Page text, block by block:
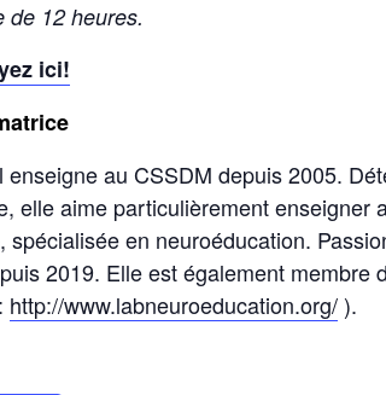
de 12 heures.
ici!
au CSSDM depuis 2005.
elle aime particulièrement enseigner
spécialisée en neuroéducation.
2019. Elle est également membre
http://www.labneuroeducation.org/).